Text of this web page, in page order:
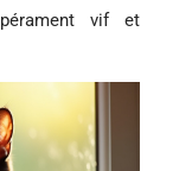
vif et